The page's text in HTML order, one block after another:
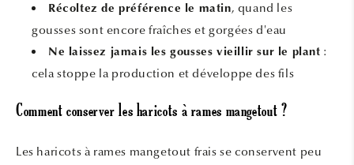
Récoltez de préférence le matin, quand les
gousses sont encore fraîches et gorgées d'eau
Ne laissez jamais les gousses vieillir sur le plant :
cela stoppe la production et développe des fils
Comment conserver les haricots à rames mangetout ?
Les haricots à rames mangetout frais se conservent peu